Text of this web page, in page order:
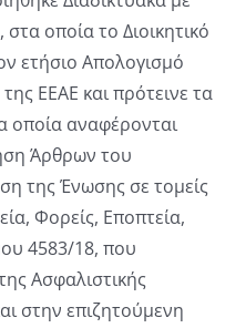
οποία το Διοικητικό
ετήσιο Απολογισμό
ΕΕΑΕ και πρότεινε τα
οποία αναφέρονται
Άρθρων του
της Ένωσης σε τομείς
Φορείς, Εποπτεία,
4583/18, που
Ασφαλιστικής
στην επιζητούμενη